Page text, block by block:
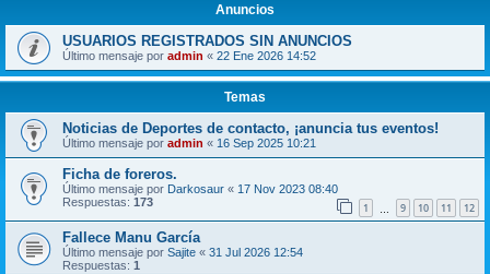
Anuncios
USUARIOS REGISTRADOS SIN ANUNCIOS
Último mensaje por admin « 22 Ene 2026 14:52
Temas
Noticias de Deportes de contacto, ¡anuncia tus eventos!
Último mensaje por admin « 16 Sep 2025 10:21
Ficha de foreros.
Último mensaje por Darkosaur « 17 Nov 2023 08:40
Respuestas: 173 1 9 10 11 12
Fallece Manu García
Último mensaje por Sajite « 31 Jul 2026 12:54
Respuestas: 1